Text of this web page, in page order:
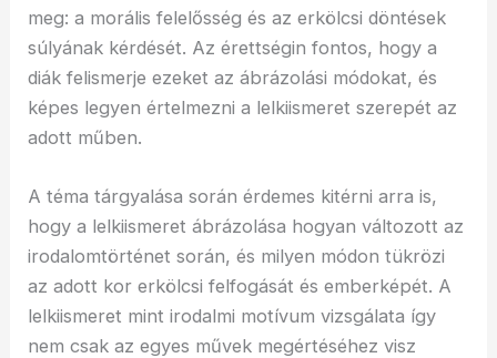
meg: a morális felelősség és az erkölcsi döntések
súlyának kérdését. Az érettségin fontos, hogy a
diák felismerje ezeket az ábrázolási módokat, és
képes legyen értelmezni a lelkiismeret szerepét az
adott műben.
A téma tárgyalása során érdemes kitérni arra is,
hogy a lelkiismeret ábrázolása hogyan változott az
irodalomtörténet során, és milyen módon tükrözi
az adott kor erkölcsi felfogását és emberképét. A
lelkiismeret mint irodalmi motívum vizsgálata így
nem csak az egyes művek megértéséhez visz